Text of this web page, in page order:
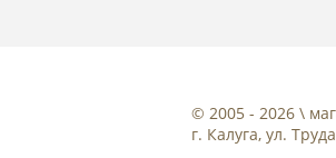
© 2005 - 2026 \
г. Калуга, ул.